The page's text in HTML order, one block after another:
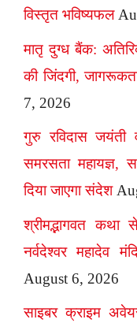
विस्तृत भविष्यफल
मातृ दुग्ध बैंक:
की जिंदगी,
7, 2026
गुरु रविदास जयंती
समरसता महायज्ञ,
दिया जाएगा संदेश
श्रीमद्भागवत
नर्वदेश्वर महादेव
August 6, 2026
साइबर क्राइम